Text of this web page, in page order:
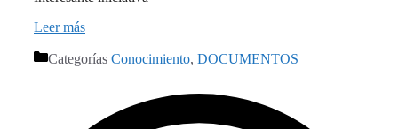
Leer más
Categorías Conocimiento, DOCUMENTOS